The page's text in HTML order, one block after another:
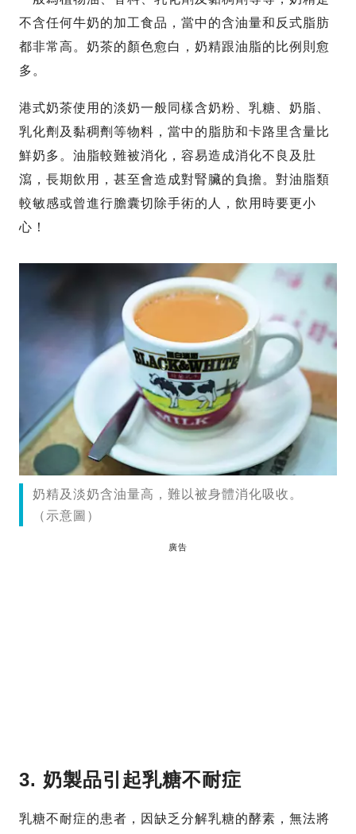
不含任何牛奶的加工食品，當中的含油量和反式脂肪
都非常高。奶茶的顏色愈白，奶精跟油脂的比例則愈
多。
港式奶茶使用的淡奶一般同樣含奶粉、乳糖、奶脂、
乳化劑及黏稠劑等物料，當中的脂肪和卡路里含量比
鮮奶多。油脂較難被消化，容易造成消化不良及肚
瀉，長期飲用，甚至會造成對腎臟的負擔。對油脂類
較敏感或曾進行膽囊切除手術的人，飲用時要更小
心！
奶精及淡奶含油量高，難以被身體消化吸收。
（示意圖）
廣告
3. 奶製品引起乳糖不耐症
乳糖不耐症的患者，因缺乏分解乳糖的酵素，無法將